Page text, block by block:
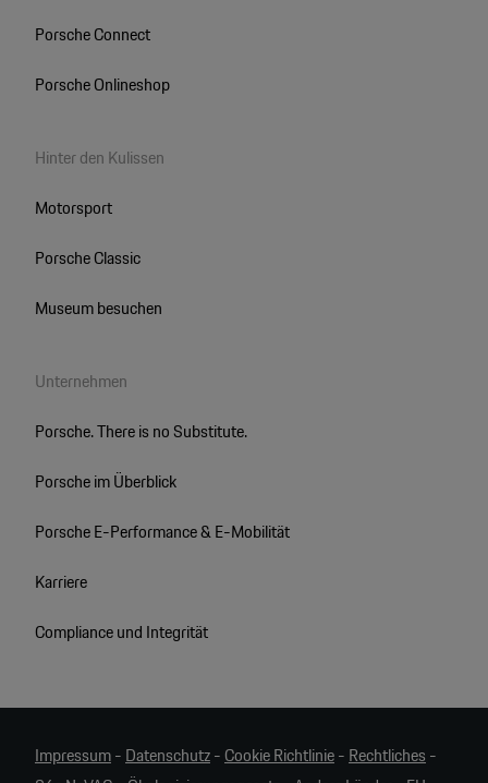
Porsche Connect
Porsche Onlineshop
Hinter den Kulissen
Motorsport
Porsche Classic
Museum besuchen
Unternehmen
Porsche. There is no Substitute.
Porsche im Überblick
Porsche E-Performance & E-Mobilität
Karriere
Compliance und Integrität
Impressum-Datenschutz-Cookie Richtlinie-Rechtliches-